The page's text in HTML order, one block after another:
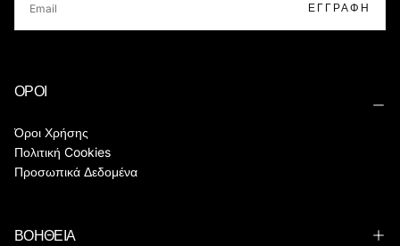
ΕΓΓΡΑΦΉ
ΟΡΟΙ
Όροι Χρήσης
Πολιτική Cookies
Προσωπικά Δεδομένα
ΒΟΗΘΕΙΑ